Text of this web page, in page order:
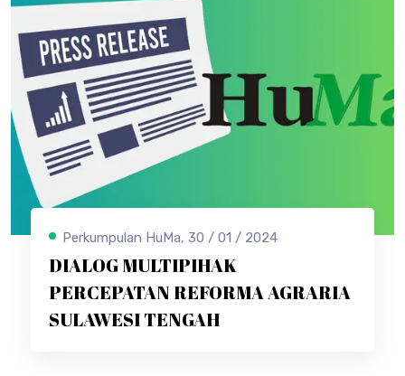
Perkumpulan HuMa, 30 / 01 / 2024
DIALOG MULTIPIHAK
PERCEPATAN REFORMA AGRARIA
SULAWESI TENGAH